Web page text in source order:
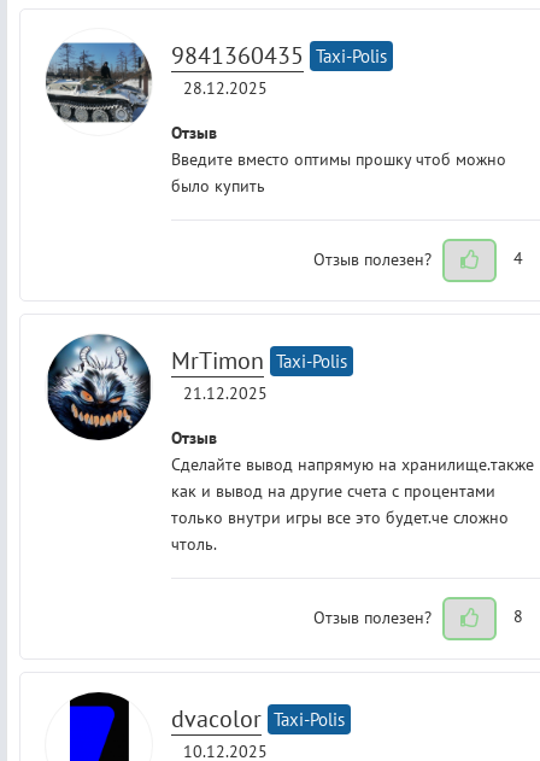
9841360435 Taxi-Polis
28.12.2025
Отзыв
Введите вместо оптимы прошку чтоб можно
было купить
Отзыв полезен? 4
MrTimon Taxi-Polis
21.12.2025
Отзыв
Сделайте вывод напрямую на хранилище.также
как и вывод на другие счета с процентами
только внутри игры все это будет.че сложно
чтоль.
Отзыв полезен? 8
dvacolor Taxi-Polis
10.12.2025